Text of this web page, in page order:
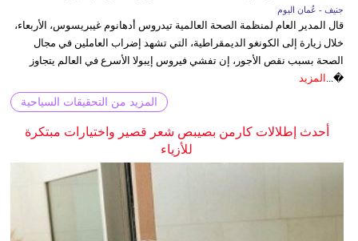
جنيف - عُمان اليوم
قال المدير العام لمنظمة الصحة العالمية تيدروس أدهانوم غيبريسوس، الأربعاء،
خلال زيارة إلى الكونغو الديمقراطية، التي تشهد إضراب العاملين في مجال
الصحة بسبب نقص الأجور، إن تفشي فيروس إيبولا الأسرع في العالم يتجاوز
�... المزيد
المزيد من التحقيقات السياحية
أحدث إطلالات كارمن بصيبص شعر قصير واختيارات مبتكرة
للأزياء